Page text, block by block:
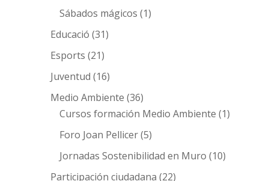
Sábados mágicos (1)
Educació (31)
Esports (21)
Juventud (16)
Medio Ambiente (36)
Cursos formación Medio Ambiente (1)
Foro Joan Pellicer(5)
Jornadas Sostenibilidad en Muro (10)
Participación ciudadana (22)